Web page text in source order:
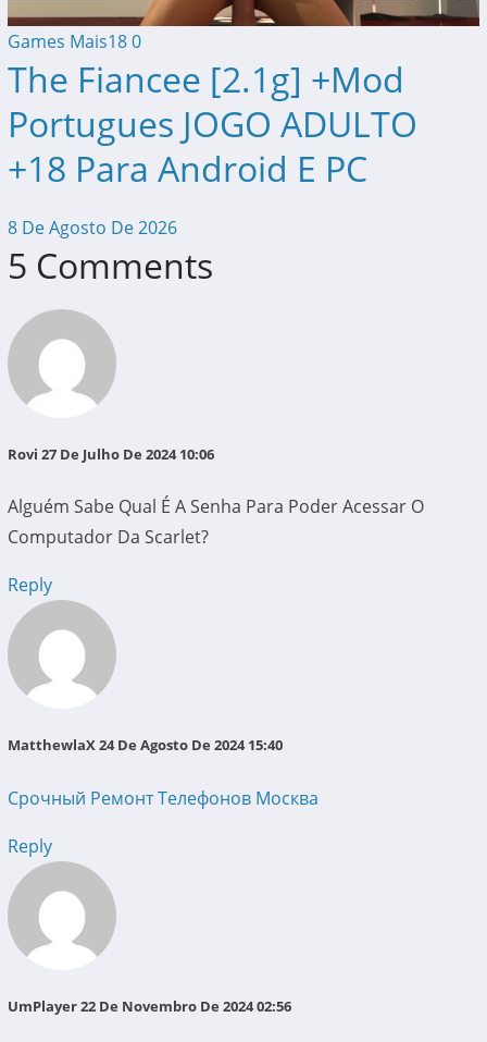
Games Mais180
The Fiancee [2.1g] +Mod
Portugues JOGO ADULTO
+18 Para Android E PC
8 De Agosto De 2026
5 Comments
Rovi 27 De Julho De 2024 10:06
Alguém Sabe Qual É A Senha Para Poder Acessar O
Computador Da Scarlet?
Reply
MatthewlaX24 De Agosto De 2024 15:40
Срочный Ремонт Телефонов Москва
Reply
UmPlayer22 De Novembro De 2024 02:56